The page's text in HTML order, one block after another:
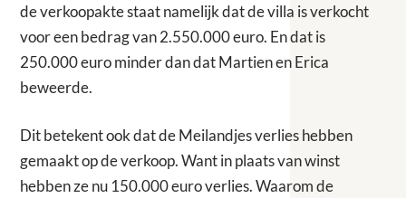
de verkoopakte staat namelijk dat de villa is verkocht
voor een bedrag van 2.550.000 euro. En dat is
250.000 euro minder dan dat Martien en Erica
beweerde.
Dit betekent ook dat de Meilandjes verlies hebben
gemaakt op de verkoop. Want in plaats van winst
hebben ze nu 150.000 euro verlies. Waarom de